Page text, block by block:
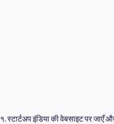
१. स्टार्टअप इंडिया की वेबसाइट पर जाएँ